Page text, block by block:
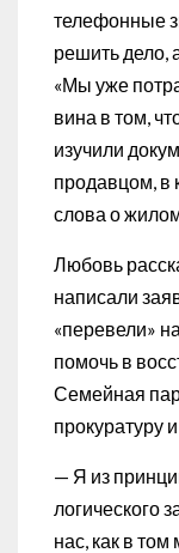
телефонные
решить дело,
«Мы уже
вина в том,
изучили
продавцом, в
слова о
Любовь
написали
«перевели»
помочь в
Семейная
прокуратуру
— Я из
логического
нас, как в